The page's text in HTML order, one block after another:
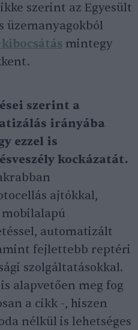
szerint az Egyesült
üzemanyagokból
mintegy
szerint a
irányába
ezzel is
kockázatát.
ajtókkal,
automatizált
fejlettebb reptéri
szolgáltatásokkal.
alapvetően meg fog
a cikk -, hiszen
nélkül is lehetséges